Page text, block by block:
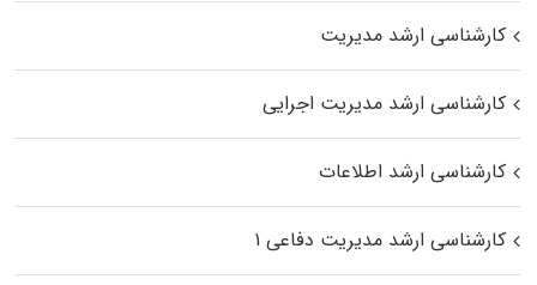
کارشناسی ارشد مدیریت
کارشناسی ارشد مدیریت اجرایی
کارشناسی ارشد اطلاعات
کارشناسی ارشد مدیریت دفاعی ۱